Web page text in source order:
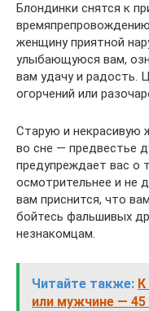
Блондинки снятся к
женщину приятной
улыбающуюся вам,
вам удачу и радость.
огорчений или
Старую и некрасивую
во сне — предвестье
предупреждает вас о
осмотрительнее и не
вам приснится, что
бойтесь фальшивых
незнакомцам.
Читайте также: К
или мужчине — 45